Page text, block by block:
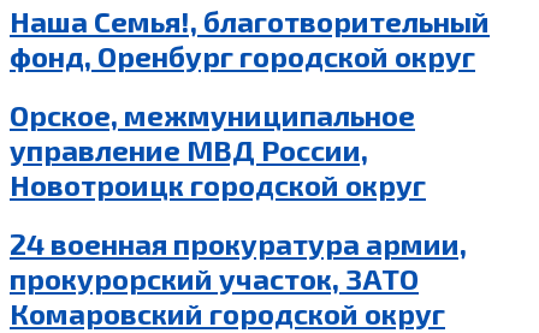
Наша Семья!, благотворительный
фонд, Оренбург городской округ
Орское, межмуниципальное
управление МВД России,
Новотроицк городской округ
24 военная прокуратура армии,
прокурорский участок, ЗАТО
Комаровский городской округ